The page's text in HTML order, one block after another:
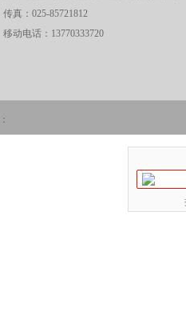
传真：025-85721812
移动电话：13770333720